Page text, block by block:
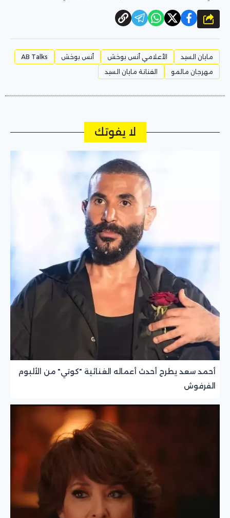
شارك
مايان السيد الأعلامي أنس بوخش أنس بوخش
AB Talks
مهرجان مالمو
الفنانة مايان السيد
لا يفوتك
أحمد سعد يطرح أحدث أعماله الغنائية "كوتي" من الألبوم
الفرفوش